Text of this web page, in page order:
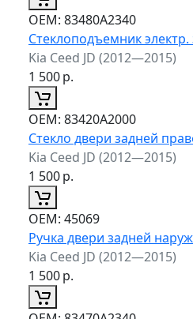
ОЕМ: 83480A2340
Стеклоподъемник
Kia Ceed JD (2012—2015)
1 500р.
ОЕМ: 83420A2000
Стекло двери задней
Kia Ceed JD (2012—2015)
1 500р.
ОЕМ: 45069
Ручка двери задней
Kia Ceed JD (2012—2015)
1 500р.